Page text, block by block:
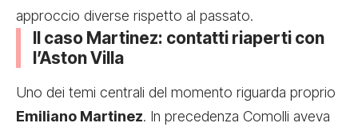
approccio diverse rispetto al passato.
Il caso Martinez: contatti riaperti con
l’Aston Villa
Uno dei temi centrali del momento riguarda proprio
Emiliano Martinez. In precedenza Comolli aveva